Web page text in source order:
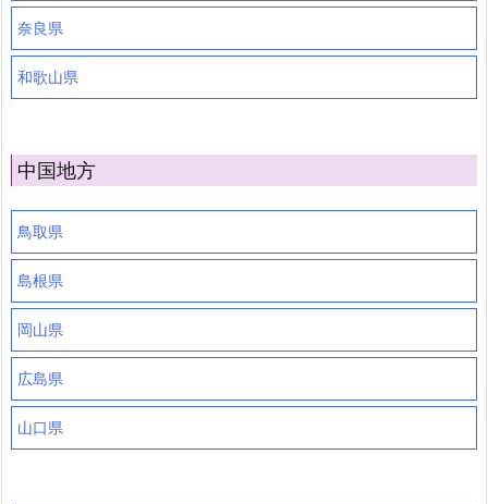
奈良県
和歌山県
中国地方
鳥取県
島根県
岡山県
広島県
山口県